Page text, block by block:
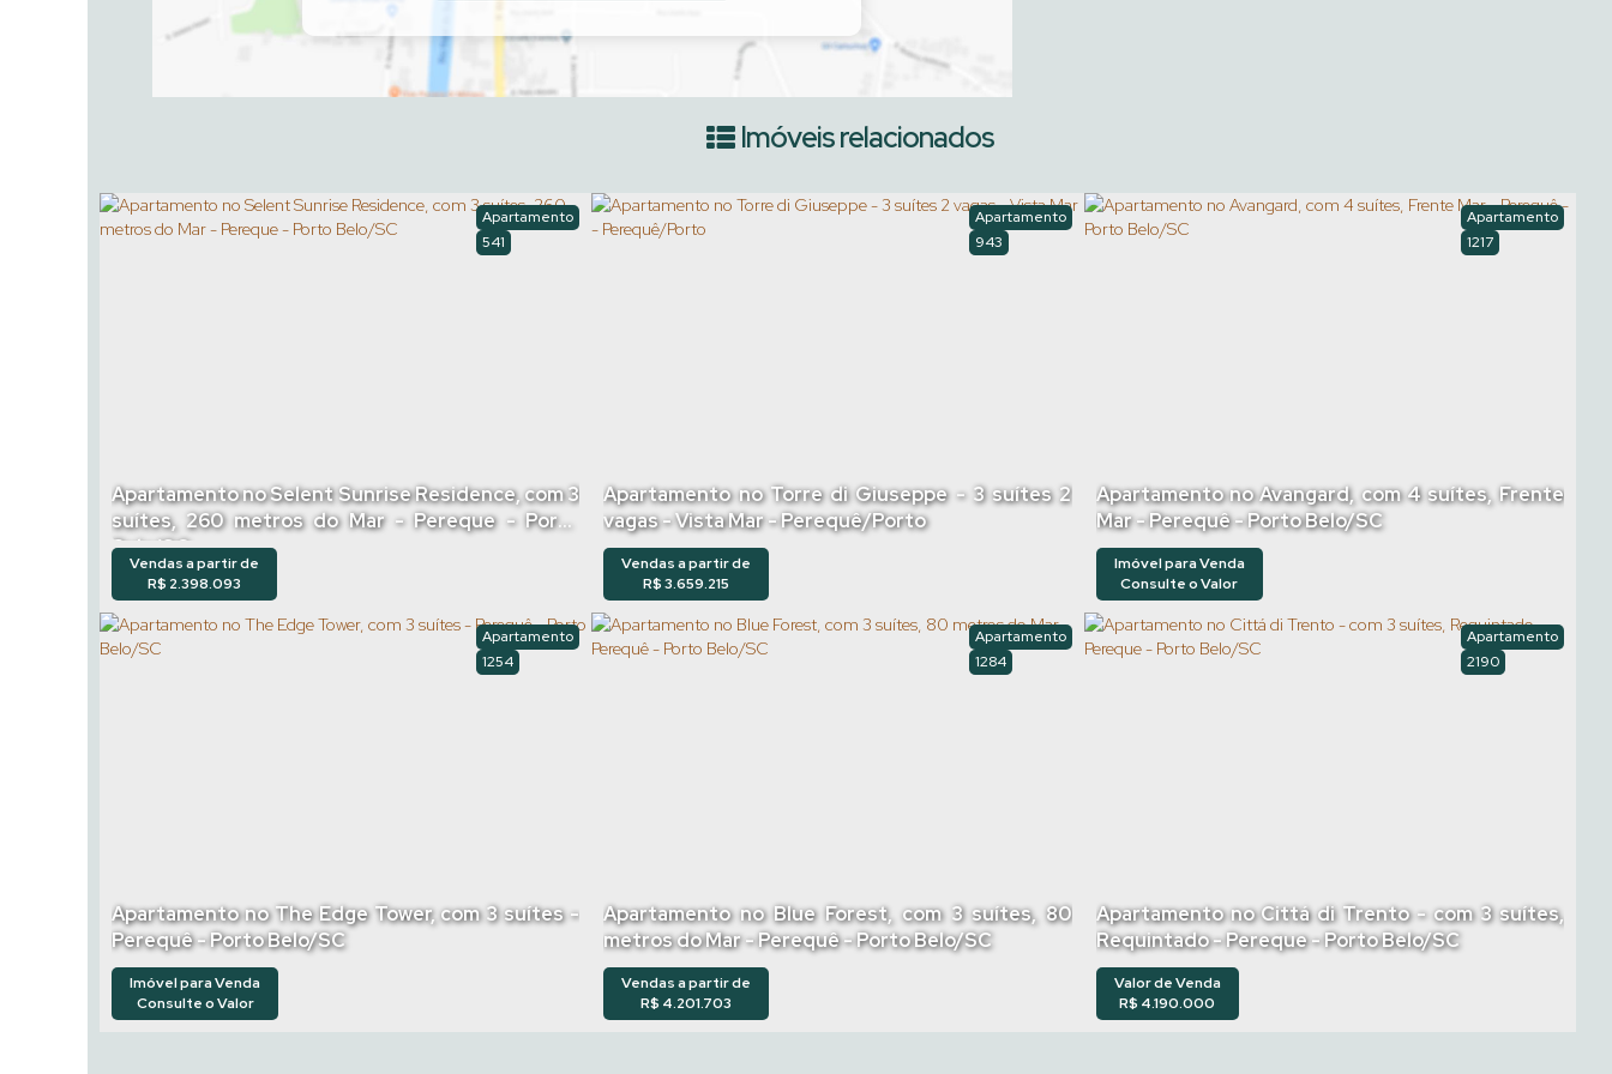
Imóveis relacionados
Apartamento no Selent Sunrise Residence, com 3
suítes, 260 metros do Mar - Pereque - Porto
Belo/SC
541
Apartamento
R$ 2.398.093
Vendas a partir de
Apartamento no Torre di Giuseppe - 3 suítes 2
vagas - Vista Mar - Perequê/Porto
943
Apartamento
R$3.659.215
Vendas a partir de
Apartamento no Avangard, com 4 suítes, Frente
Mar - Perequê - Porto Belo/SC
1217
Apartamento
Consulte o Valor
Imóvel para Venda
Apartamento no The Edge Tower, com 3 suítes -
Perequê - Porto Belo/SC
1254
Apartamento
Consulte o Valor
Imóvel para Venda
Apartamento no Blue Forest, com 3 suítes, 80
metros do Mar - Perequê - Porto Belo/SC
1284
Apartamento
R$ 4.201.703
Vendas a partir de
Apartamento no Cittá di Trento - com 3 suítes,
Requintado - Pereque - Porto Belo/SC
2190
Apartamento
R$ 4.190.000
Valor de Venda